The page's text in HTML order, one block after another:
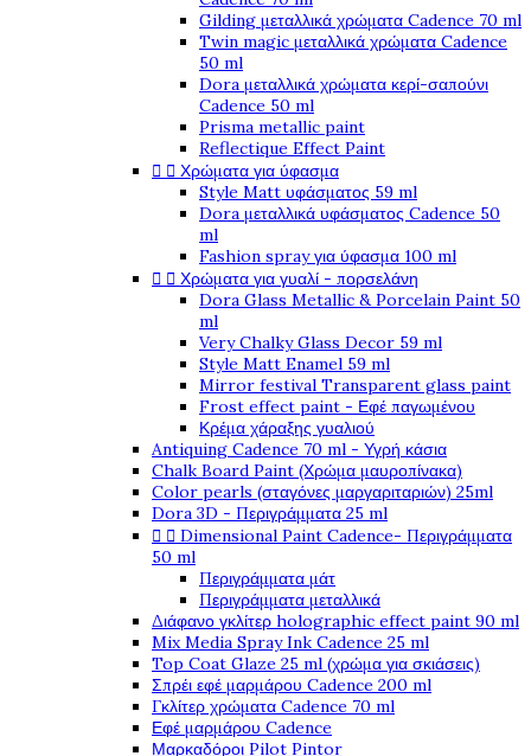
Gilding μεταλλικά χρώματα Cadence 70 ml
Twin magic μεταλλικά χρώματα Cadence
50 ml
Dora μεταλλικά χρώματα κερί-σαπούνι
Cadence 50 ml
Prisma metallic paint
Reflectique Effect Paint
  Χρώματα για ύφασμα
Style Matt υφάσματος 59 ml
Dora μεταλλικά υφάσματος Cadence 50
ml
Fashion spray για ύφασμα 100 ml
  Χρώματα για γυαλί - πορσελάνη
Dora Glass Metallic & Porcelain Paint 50
ml
Very Chalky Glass Decor 59 ml
Style Matt Enamel 59 ml
Mirror festival Transparent glass paint
Frost effect paint - Εφέ παγωμένου
Κρέμα χάραξης γυαλιού
Antiquing Cadence 70 ml - Υγρή κάσια
Chalk Board Paint (Χρώμα μαυροπίνακα)
Color pearls (σταγόνες μαργαριταριών) 25ml
Dora 3D - Περιγράμματα 25 ml
  Dimensional Paint Cadence- Περιγράμματα
50 ml
Περιγράμματα μάτ
Περιγράμματα μεταλλικά
Διάφανο γκλίτερ holographic effect paint 90 ml
Mix Media Spray Ink Cadence 25 ml
Top Coat Glaze 25 ml (χρώμα για σκιάσεις)
Σπρέι εφέ μαρμάρου Cadence 200 ml
Γκλίτερ χρώματα Cadence 70 ml
Εφέ μαρμάρου Cadence
Μαρκαδόροι Pilot Pintor